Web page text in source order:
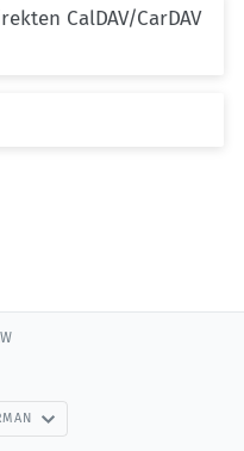
CalDAV/CarDAV